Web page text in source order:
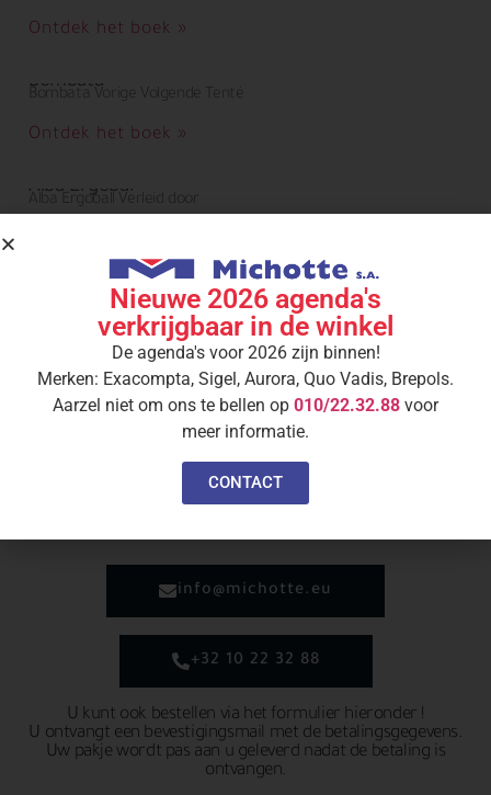
Ontdek het boek »
Bombata
Bombata Vorige Volgende Tenté
Ontdek het boek »
Alba Ergobal
Alba Ergoball Verleid door
Trots & Ziel
Trots & Ziel Tenté
Ontdek het boek »
Geïnteresseerd in één van onze
boeken?
Plaats een bestelling of vraag om meer
info@michotte.eu
+32 10 22 32 88
U kunt ook bestellen via het formulier hieronder !
U ontvangt een bevestigingsmail met de betalingsgegevens.
Uw pakje wordt pas aan u geleverd nadat de betaling is
ontvangen.
Nieuwe 2026 agenda's
verkrijgbaar in de winkel
De agenda's voor 2026 zijn binnen!
Merken: Exacompta, Sigel, Aurora, Quo Vadis, Brepols.
Aarzel niet om ons te bellen op 010/22.32.88 voor
meer informatie.
CONTACT